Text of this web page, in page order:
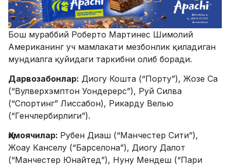
Бош мураббий Роберто Мартинес Шимолий
Американинг уч мамлакати мезбонлик қиладиган
мундиалга қуйидаги таркибни олиб боради.
Дарвозабонлар: Диогу Кошта (“Порту”), Жозе Са
(“Вулверхэмптон Уондерерс”), Руй Силва
(“Спортинг” Лиссабон), Рикарду Велью
(“Генчлербирлиги”).
Ҳимоячилар: Рубен Диаш (“Манчестер Сити”),
Жоау Канселу (“Барселона”), Диогу Далот
(“Манчестер Юнайтед”), Нуну Мендеш (“Пари